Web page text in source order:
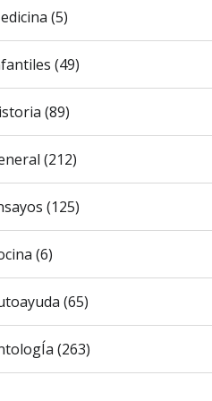
(5)
(49)
(89)
(212)
(125)
(6)
(65)
(263)